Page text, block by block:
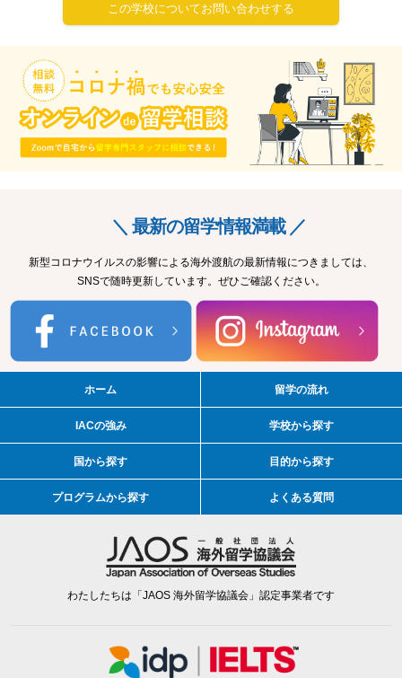
この学校についてお問い合わせする
＼ 最新の留学情報満載 ／
新型コロナウイルスの影響による海外渡航の最新情報につきましては、
SNSで随時更新しています。ぜひご確認ください。
ホーム 留学の流れ
IACの強み 学校から探す
国から探す 目的から探す
プログラムから探す よくある質問
わたしたちは「JAOS 海外留学協議会」認定事業者です